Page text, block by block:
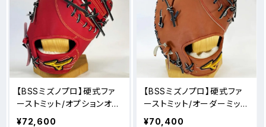
【BSSミズノプロ】硬式ファ
ーストミット/オプションオー
ダー/TK型
¥72,600
【BSSミズノプロ】硬式ファ
ーストミット/オーダーミッ
ト/クロスウェブTK型
¥70,400